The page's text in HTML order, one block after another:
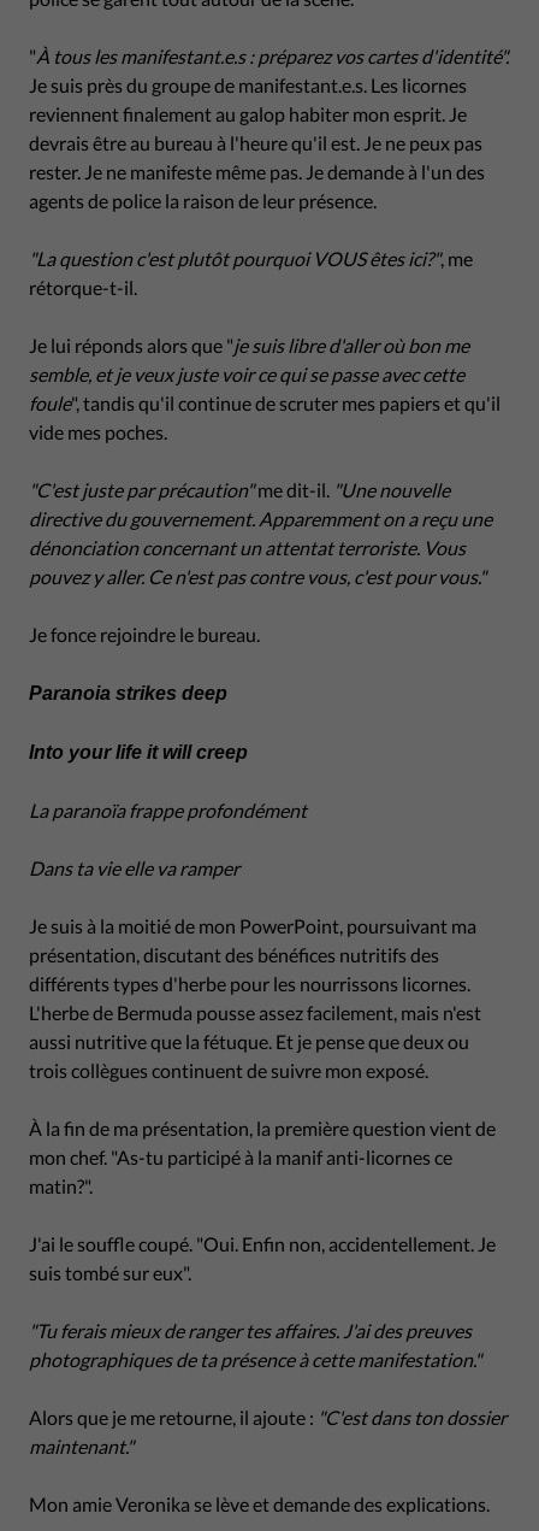
"À tous les manifestant.e.s : préparez vos cartes d'identité".
Je suis près du groupe de manifestant.e.s. Les licornes
reviennent finalement au galop habiter mon esprit. Je
devrais être au bureau à l'heure qu'il est. Je ne peux pas
rester. Je ne manifeste même pas. Je demande à l'un des
agents de police la raison de leur présence.
"La question c'est plutôt pourquoi VOUS êtes ici?", me
rétorque-t-il.
Je lui réponds alors que "je suis libre d'aller où bon me
semble, et je veux juste voir ce qui se passe avec cette
foule", tandis qu'il continue de scruter mes papiers et qu'il
vide mes poches.
"C'est juste par précaution"me dit-il. "Une nouvelle
directive du gouvernement. Apparemment on a reçu une
dénonciation concernant un attentat terroriste. Vous
pouvez y aller. Ce n'est pas contre vous, c'est pour vous."
Je fonce rejoindre le bureau.
Paranoia strikes deep
Into your life it will creep
La paranoïa frappe profondément
Dans ta vie elle va ramper
Je suis à la moitié de mon PowerPoint, poursuivant ma
présentation, discutant des bénéfices nutritifs des
différents types d'herbe pour les nourrissons licornes.
L'herbe de Bermuda pousse assez facilement, mais n'est
aussi nutritive que la fétuque. Et je pense que deux ou
trois collègues continuent de suivre mon exposé.
À la fin de ma présentation, la première question vient de
mon chef. "As-tu participé à la manif anti-licornes ce
matin?".
J'ai le souffle coupé. "Oui. Enfin non, accidentellement. Je
suis tombé sur eux".
"Tu ferais mieux de ranger tes affaires. J'ai des preuves
photographiques de ta présence à cette manifestation."
Alors que je me retourne, il ajoute : "C'est dans ton dossier
maintenant."
Mon amie Veronika se lève et demande des explications.